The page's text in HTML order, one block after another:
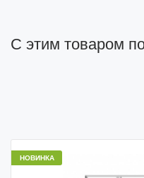
С этим товаром
НОВИНКА